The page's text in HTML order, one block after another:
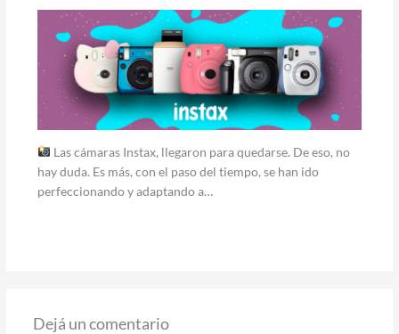
Las cámaras Instax, llegaron para quedarse. De eso, no
hay duda. Es más, con el paso del tiempo, se han ido
perfeccionando y adaptando a…
Dejá un comentario